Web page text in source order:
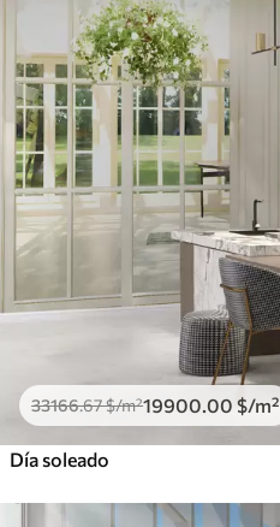
33166.67$/m²19900 .00 $/m²
Día soleado